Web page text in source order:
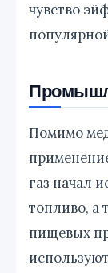
чувство
Помимо
газ начал
топливо, а
пищевых